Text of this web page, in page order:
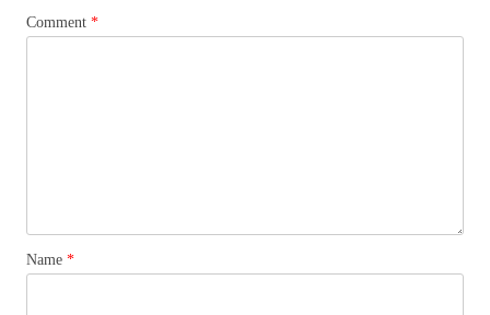
Comment *
Name *